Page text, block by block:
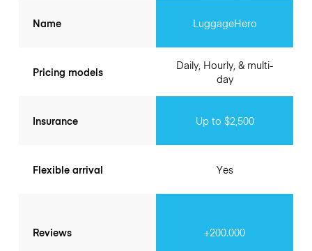
Name
Pricing models
Insurance
Flexible arrival
Reviews
LuggageHero
Daily, Hourly, & multi-
day
Up to $2,500
Yes
+200.000